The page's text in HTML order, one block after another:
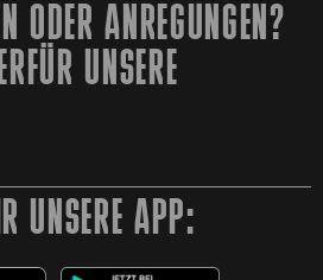
ODER ANREGUNGEN?
UNSERE
UNSERE APP: